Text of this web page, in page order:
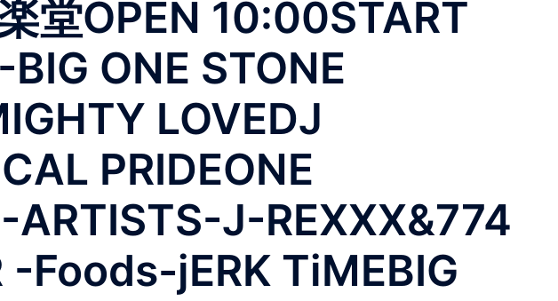
堂OPEN 10:00START
ONE STONE
LOVEDJ
PRIDEONE
ARTISTS-J-REXXX&774
Foods-jERK TiMEBIG